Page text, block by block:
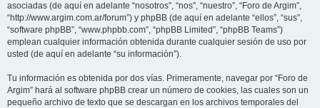
asociadas (de aquí en adelante “nosotros”, “nos”, “nuestro”, “Foro de Argim”,
“http://www.argim.com.ar/forum”) y phpBB (de aquí en adelante “ellos”, “sus”,
“software phpBB”, “www.phpbb.com”, “phpBB Limited”, “phpBB Teams”)
emplean cualquier información obtenida durante cualquier sesión de uso por
usted (de aquí en adelante “su información”).
Tu información es obtenida por dos vías. Primeramente, navegar por “Foro de
Argim” hará al software phpBB crear un número de cookies, las cuales son un
pequeño archivo de texto que se descargan en los archivos temporales del